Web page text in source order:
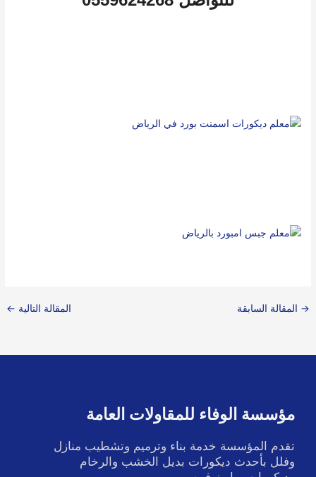
→ المقالة السابقة المقالة التالية ←
مؤسسة الوفاء للمقاولات العامة
تقدم المؤسسة خدمة بناء وترميم وتشطيب منازل
وفلل بأحدث ديكورات بديل الخشب والرخام